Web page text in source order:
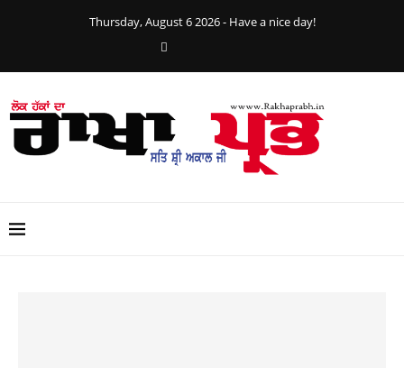
Thursday, August 6 2026 - Have a nice day!